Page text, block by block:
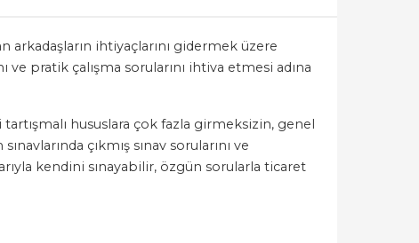
arkadaşların ihtiyaçlarını gidermek üzere
ve pratik çalışma sorularını ihtiva etmesi adına
hususlara çok fazla girmeksizin, genel
çıkmış sınav sorularını ve
kendini sınayabilir, özgün sorularla ticaret